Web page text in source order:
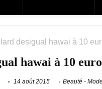
desigual hawai à 10
hawai à 10
14 août 2015 Beauté -